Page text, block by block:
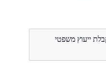
ייעוץ משפטי